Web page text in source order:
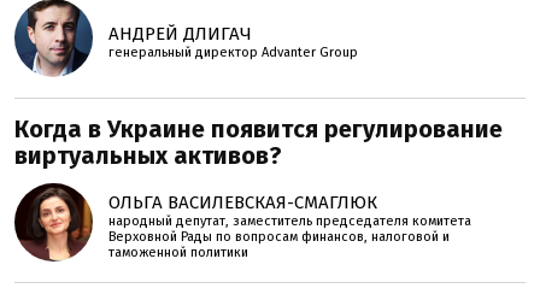
АНДРЕЙ ДЛИГАЧ
генеральный директор Advanter Group
Когда в Украине появится регулирование
виртуальных активов?
ОЛЬГА ВАСИЛЕВСКАЯ-СМАГЛЮК
народный депутат, заместитель председателя комитета
Верховной Рады по вопросам финансов, налоговой и
таможенной политики